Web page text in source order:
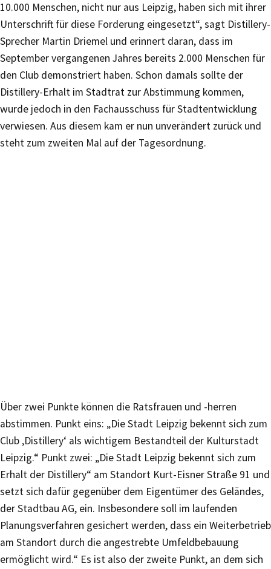
10.000 Menschen, nicht nur aus Leipzig, haben sich mit ihrer
Unterschrift für diese Forderung eingesetzt“, sagt Distillery-
Sprecher Martin Driemel und erinnert daran, dass im
September vergangenen Jahres bereits 2.000 Menschen für
den Club demonstriert haben. Schon damals sollte der
Distillery-Erhalt im Stadtrat zur Abstimmung kommen,
wurde jedoch in den Fachausschuss für Stadtentwicklung
verwiesen. Aus diesem kam er nun unverändert zurück und
steht zum zweiten Mal auf der Tagesordnung.
Über zwei Punkte können die Ratsfrauen und -herren
abstimmen. Punkt eins: „Die Stadt Leipzig bekennt sich zum
Club ‚Distillery‘ als wichtigem Bestandteil der Kulturstadt
Leipzig.“ Punkt zwei: „Die Stadt Leipzig bekennt sich zum
Erhalt der Distillery“ am Standort Kurt-Eisner Straße 91 und
setzt sich dafür gegenüber dem Eigentümer des Geländes,
der Stadtbau AG, ein. Insbesondere soll im laufenden
Planungsverfahren gesichert werden, dass ein Weiterbetrieb
am Standort durch die angestrebte Umfeldbebauung
ermöglicht wird.“ Es ist also der zweite Punkt, an dem sich